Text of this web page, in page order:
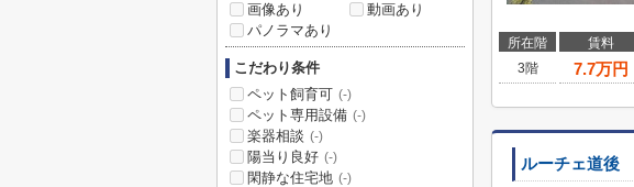
所在階 賃料
3階
7.7万円
ルーチェ道後
画像あり
動画あり
パノラマあり
こだわり条件
ペット飼育可 (-)
ペット専用設備 (-)
楽器相談 (-)
陽当り良好 (-)
閑静な住宅地 (-)